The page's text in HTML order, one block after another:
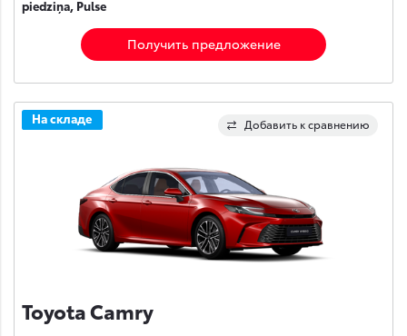
piedziņa, Pulse
Получить предложение
Добавить к сравнению
На складе
Toyota Camry